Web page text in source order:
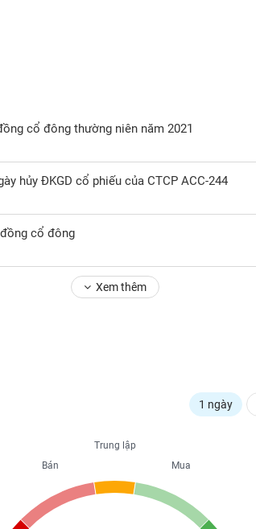
cổ đông thường niên năm 2021
hủy ĐKGD cổ phiếu của CTCP ACC-244
cổ đông
Xem thêm
1 ngày
Trung lập
Mua
Bán